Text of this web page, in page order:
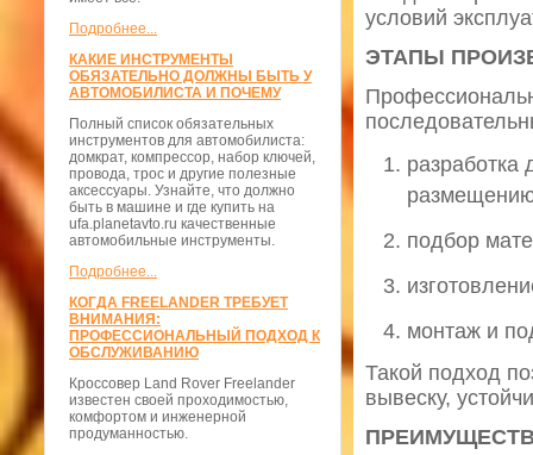
Подробнее...
КАКИЕ ИНСТРУМЕНТЫ
ОБЯЗАТЕЛЬНО ДОЛЖНЫ БЫТЬ У
АВТОМОБИЛИСТА И ПОЧЕМУ
Полный список обязательных
инструментов для автомобилиста:
домкрат, компрессор, набор ключей,
провода, трос и другие полезные
аксессуары. Узнайте, что должно
быть в машине и где купить на
ufa.planetavto.ru качественные
автомобильные инструменты.
Подробнее...
КОГДА FREELANDER ТРЕБУЕТ
ВНИМАНИЯ:
ПРОФЕССИОНАЛЬНЫЙ ПОДХОД К
ОБСЛУЖИВАНИЮ
Кроссовер Land Rover Freelander
известен своей проходимостью,
комфортом и инженерной
продуманностью.
условий
ЭТАПЫ
разработка
подбор
монтаж и
Такой подход
вывеску,